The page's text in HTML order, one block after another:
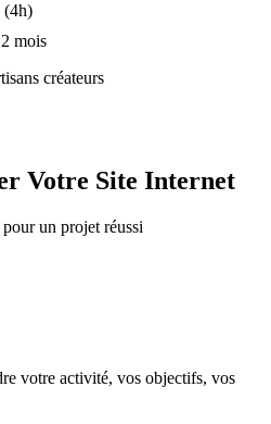
(4h)
mois
créateurs
Votre Site Internet
un projet réussi
votre activité, vos objectifs, vos